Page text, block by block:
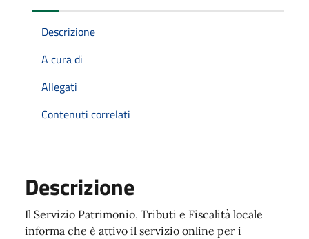
Descrizione
A cura di
Allegati
Contenuti correlati
Descrizione
Il Servizio Patrimonio, Tributi e Fiscalità locale
informa che è attivo il servizio online per i